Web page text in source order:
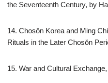
the Seventeenth Century, by
14. Chosŏn Korea and Ming
Rituals in the Later Chosŏn
15. War and Cultural